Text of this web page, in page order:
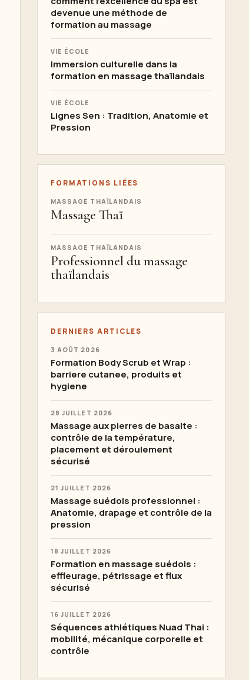
devenue une méthode de
formation au massage
VIE ÉCOLE
Immersion culturelle dans la
formation en massage thaïlandais
VIE ÉCOLE
Lignes Sen : Tradition, Anatomie et
Pression
FORMATIONS LIÉES
MASSAGE THAÏLANDAIS
Massage Thaï
MASSAGE THAÏLANDAIS
Professionnel du massage
thaïlandais
DERNIERS ARTICLES
3 AOÛT 2026
Formation Body Scrub et Wrap :
barriere cutanee, produits et
hygiene
28 JUILLET 2026
Massage aux pierres de basalte :
contrôle de la température,
placement et déroulement
sécurisé
21 JUILLET 2026
Massage suédois professionnel :
Anatomie, drapage et contrôle de la
pression
18 JUILLET 2026
Formation en massage suédois :
effleurage, pétrissage et flux
sécurisé
16 JUILLET 2026
Séquences athlétiques Nuad Thai :
mobilité, mécanique corporelle et
contrôle